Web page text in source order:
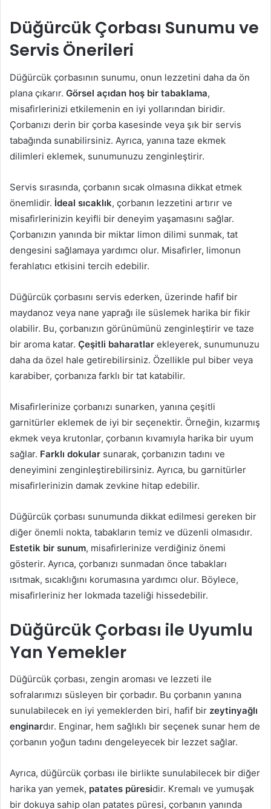
Düğürcük Çorbası Sunumu ve
Servis Önerileri
Düğürcük çorbasının sunumu, onun lezzetini daha da ön
plana çıkarır. Görsel açıdan hoş bir tabaklama,
misafirlerinizi etkilemenin en iyi yollarından biridir.
Çorbanızı derin bir çorba kasesinde veya şık bir servis
tabağında sunabilirsiniz. Ayrıca, yanına taze ekmek
dilimleri eklemek, sunumunuzu zenginleştirir.
Servis sırasında, çorbanın sıcak olmasına dikkat etmek
önemlidir. İdeal sıcaklık, çorbanın lezzetini artırır ve
misafirlerinizin keyifli bir deneyim yaşamasını sağlar.
Çorbanızın yanında bir miktar limon dilimi sunmak, tat
dengesini sağlamaya yardımcı olur. Misafirler, limonun
ferahlatıcı etkisini tercih edebilir.
Düğürcük çorbasını servis ederken, üzerinde hafif bir
maydanoz veya nane yaprağı ile süslemek harika bir fikir
olabilir. Bu, çorbanızın görünümünü zenginleştirir ve taze
bir aroma katar. Çeşitli baharatlar ekleyerek, sunumunuzu
daha da özel hale getirebilirsiniz. Özellikle pul biber veya
karabiber, çorbanıza farklı bir tat katabilir.
Misafirlerinize çorbanızı sunarken, yanına çeşitli
garnitürler eklemek de iyi bir seçenektir. Örneğin, kızarmış
ekmek veya krutonlar, çorbanın kıvamıyla harika bir uyum
sağlar. Farklı dokular sunarak, çorbanızın tadını ve
deneyimini zenginleştirebilirsiniz. Ayrıca, bu garnitürler
misafirlerinizin damak zevkine hitap edebilir.
Düğürcük çorbası sunumunda dikkat edilmesi gereken bir
diğer önemli nokta, tabakların temiz ve düzenli olmasıdır.
Estetik bir sunum, misafirlerinize verdiğiniz önemi
gösterir. Ayrıca, çorbanızı sunmadan önce tabakları
ısıtmak, sıcaklığını korumasına yardımcı olur. Böylece,
misafirleriniz her lokmada tazeliği hissedebilir.
Düğürcük Çorbası ile Uyumlu
Yan Yemekler
Düğürcük çorbası, zengin aroması ve lezzeti ile
sofralarımızı süsleyen bir çorbadır. Bu çorbanın yanına
sunulabilecek en iyi yemeklerden biri, hafif bir zeytinyağlı
enginardır. Enginar, hem sağlıklı bir seçenek sunar hem de
çorbanın yoğun tadını dengeleyecek bir lezzet sağlar.
Ayrıca, düğürcük çorbası ile birlikte sunulabilecek bir diğer
harika yan yemek, patates püresidir. Kremalı ve yumuşak
bir dokuya sahip olan patates püresi, çorbanın yanında